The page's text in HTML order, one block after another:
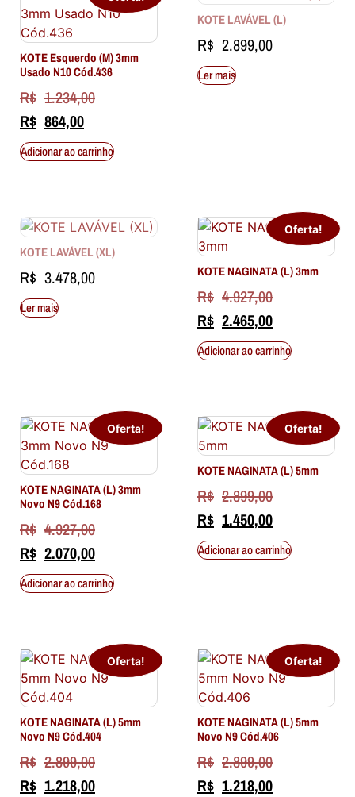
KOTE Esquerdo (M) 3mm
Usado N10 Cód.436
R$ 1.234,00
R$ 864,00
Adicionar ao carrinho
KOTE LAVÁVEL (L)
R$ 2.899,00
Ler mais
KOTE LAVÁVEL (XL)
R$ 3.478,00
Ler mais
Oferta!
KOTE NAGINATA (L) 3mm
R$ 4.927,00
R$ 2.465,00
Adicionar ao carrinho
Oferta!
KOTE NAGINATA (L) 3mm
Novo N9 Cód.168
R$ 4.927,00
R$ 2.070,00
Adicionar ao carrinho
Oferta!
KOTE NAGINATA (L) 5mm
R$ 2.899,00
R$ 1.450,00
Adicionar ao carrinho
Oferta!
KOTE NAGINATA (L) 5mm
Novo N9 Cód.404
R$ 2.899,00
R$ 1.218,00
Oferta!
KOTE NAGINATA (L) 5mm
Novo N9 Cód.406
R$ 2.899,00
R$ 1.218,00